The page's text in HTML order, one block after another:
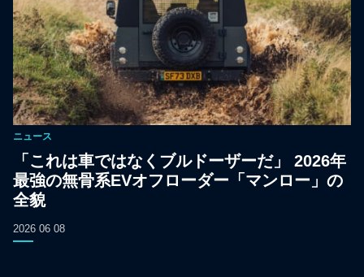
ニュース
「これは車ではなくブルドーザーだ」 2026年
最強の無骨系EVオフローダー「マンロー」の
全貌
2026 06 08